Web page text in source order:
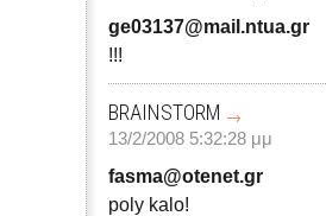
ge03137@mail.ntua.gr
!!!
BRAINSTORM
13/2/2008 5:32:28 μμ
fasma@otenet.gr
poly kalo!